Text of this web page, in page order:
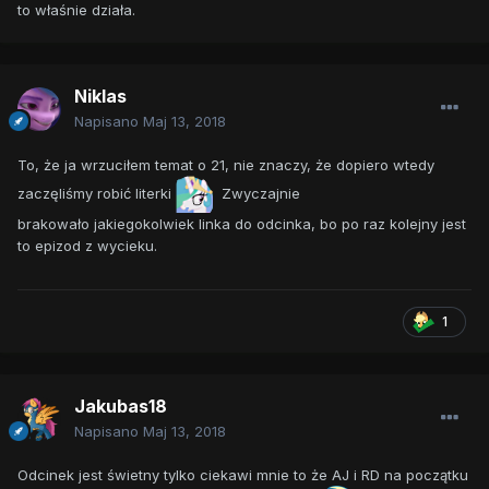
to właśnie działa.
Niklas
Napisano Maj 13, 2018
To, że ja wrzuciłem temat o 21, nie znaczy, że dopiero wtedy
zaczęliśmy robić literki
Zwyczajnie
brakowało jakiegokolwiek linka do odcinka, bo po raz kolejny jest
to epizod z wycieku.
1
Jakubas18
Napisano Maj 13, 2018
Odcinek jest świetny tylko ciekawi mnie to że AJ i RD na początku